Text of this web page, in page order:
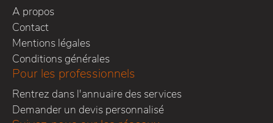
A propos
Contact
Mentions légales
Conditions générales
Pour les professionnels
Rentrez dans l'annuaire des services
Demander un devis personnalisé